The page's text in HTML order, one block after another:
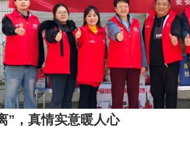
”，真情实意暖人心